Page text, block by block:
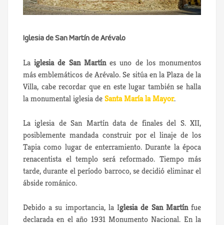
Iglesia de San Martín de Arévalo
Laiglesia de San Martínes uno de los monumentos
más emblemáticos de Arévalo. Se sitúa en la Plaza de la
Villa, cabe recordar que en este lugar también se halla
la monumental iglesia deSanta María la Mayor.
La iglesia de San Martín data de finales del S. XII,
posiblemente mandada construir por el linaje de los
Tapia como lugar de enterramiento. Durante la época
renacentista el templo será reformado. Tiempo más
tarde, durante el período barroco, se decidió eliminar el
ábside románico.
Debido a su importancia, la Iglesia de San Martínfue
declarada en el año 1931 Monumento Nacional. En la